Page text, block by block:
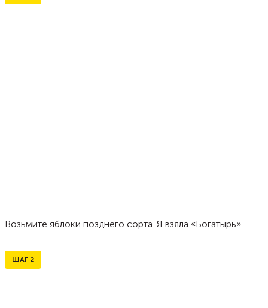
Возьмите яблоки позднего сорта. Я взяла «Богатырь».
ШАГ 2